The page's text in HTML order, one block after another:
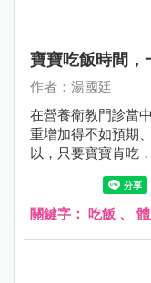
寶寶吃飯時間，
作者：湯國廷
在營養衛教門診當
重增加得不如預期
以，只要寶寶肯吃
是來硬的，甚至仿
寶）。但有些方法
反效果，看到飯端
關鍵字： 吃飯 、